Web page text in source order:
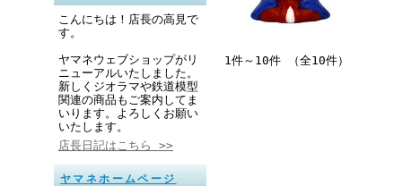
こんにちは！店長の高見で
す。
ヤマネウェブショップがリ
ニューアルいたしました。
新しくジオラマや鉄道模型
関連の商品もご案内してま
いります。よろしくお願い
いたします。
店長日記はこちら >>
ヤマネホームページ
1件～10件 （全10件）